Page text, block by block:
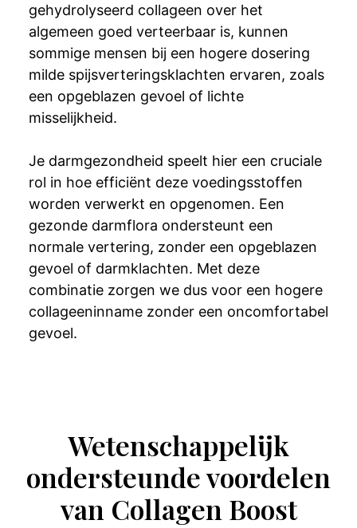
gehydrolyseerd collageen over het
algemeen goed verteerbaar is, kunnen
sommige mensen bij een hogere dosering
milde spijsverteringsklachten ervaren, zoals
een opgeblazen gevoel of lichte
misselijkheid.
Je darmgezondheid speelt hier een cruciale
rol in hoe efficiënt deze voedingsstoffen
worden verwerkt en opgenomen. Een
gezonde darmflora ondersteunt een
normale vertering, zonder een opgeblazen
gevoel of darmklachten. Met deze
combinatie zorgen we dus voor een hogere
collageeninname zonder een oncomfortabel
gevoel.
Wetenschappelijk
ondersteunde voordelen
van Collagen Boost